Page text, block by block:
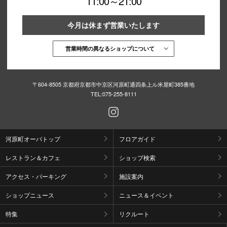
今月は休まず営業いたします
営業時間の異なるショップについて
〒604-8505 京都府京都市中京区河原町通四条上ル米屋町385番地
TEL:075-255-8111
河原町オーパトップ フロアガイド
レストラン＆カフェ ショップ検索
アクセス・パーキング 施設案内
ショップニュース ニュース＆イベント
特集 リクルート